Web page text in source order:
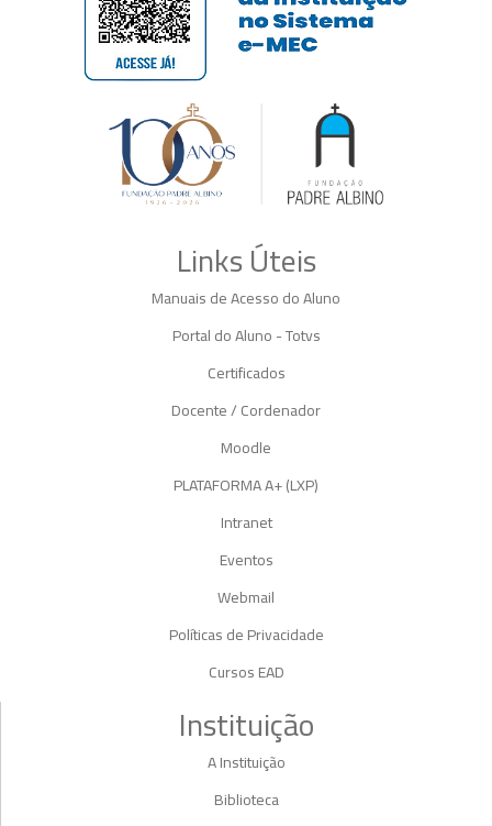
Links Úteis
Manuais de Acesso do Aluno
Portal do Aluno - Totvs
Certificados
Docente / Cordenador
Moodle
PLATAFORMA A+ (LXP)
Intranet
Eventos
Webmail
Políticas de Privacidade
Cursos EAD
Instituição
A Instituição
Biblioteca